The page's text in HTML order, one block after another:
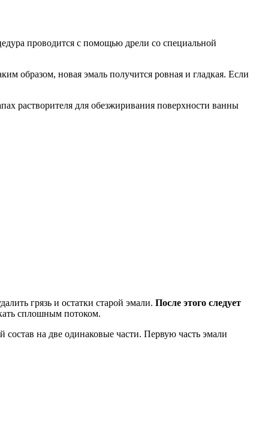
проводится с помощью дрели со специальной
образом, новая эмаль получится ровная и гладкая. Если
растворителя для обезжиривания поверхности ванны
грязь и остатки старой эмали. После этого следует
сплошным потоком.
состав на две одинаковые части. Первую часть эмали